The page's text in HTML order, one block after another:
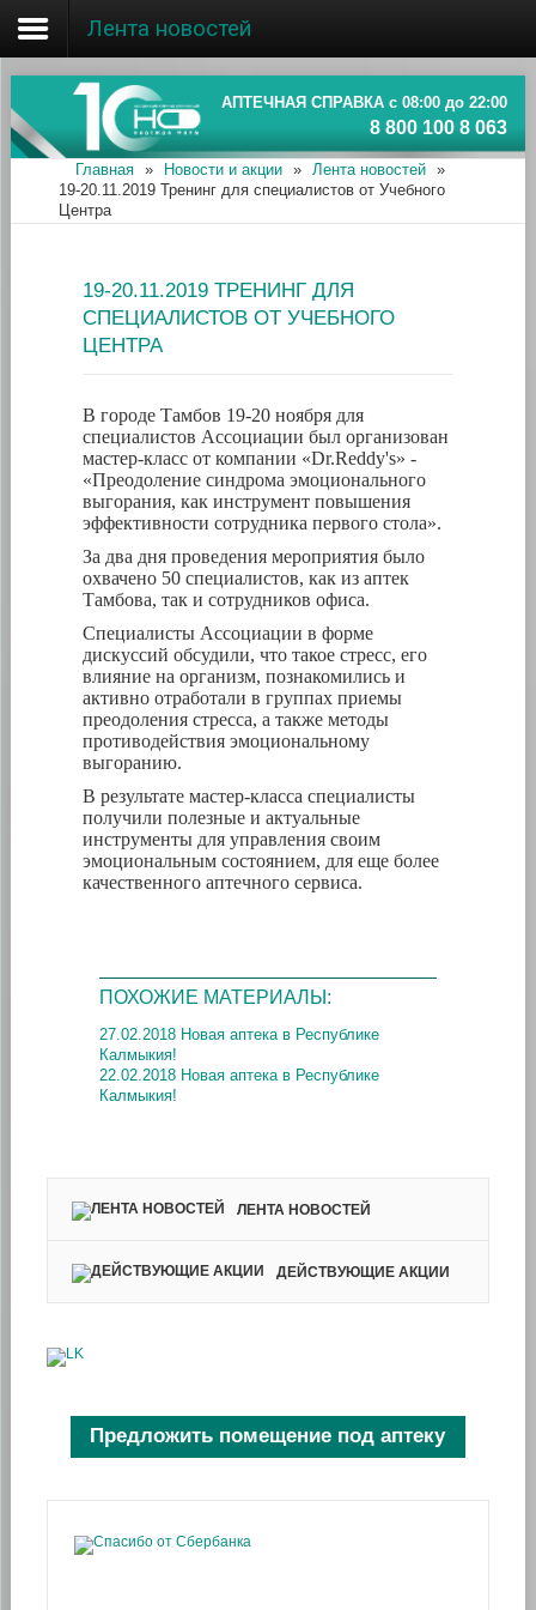
Главная
Об ассоциации
Наши аптеки
Новости и акции
Лента новостей
АПТЕЧНАЯ СПРАВКА с 08:00 до 22:00
8 800 100 8 063
Главная » Новости и акции » Лента новостей
»
19-20.11.2019 Тренинг для специалистов от Учебного
Центра
19-20.11.2019 ТРЕНИНГ ДЛЯ
СПЕЦИАЛИСТОВ ОТ УЧЕБНОГО
ЦЕНТРА
В городе Тамбов 19-20 ноября для
специалистов Ассоциации был организован
мастер-класс от компании «Dr.Reddy's» -
«Преодоление синдрома эмоционального
выгорания, как инструмент повышения
эффективности сотрудника первого стола».
За два дня проведения мероприятия было
охвачено 50 специалистов, как из аптек
Тамбова, так и сотрудников офиса.
Специалисты Ассоциации в форме
дискуссий обсудили, что такое стресс, его
влияние на организм, познакомились и
активно отработали в группах приемы
преодоления стресса, а также методы
противодействия эмоциональному
выгоранию.
В результате мастер-класса специалисты
получили полезные и актуальные
инструменты для управления своим
эмоциональным состоянием, для еще более
качественного аптечного сервиса.
ПОХОЖИЕ МАТЕРИАЛЫ:
27.02.2018 Новая аптека в Республике
Калмыкия!
22.02.2018 Новая аптека в Республике
Калмыкия!
ЛЕНТА НОВОСТЕЙ
ДЕЙСТВУЮЩИЕ АКЦИИ
Предложить помещение под аптеку